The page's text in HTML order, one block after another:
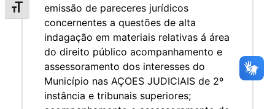
Alternar tamanho da fonte
emissão de pareceres jurídicos
concernentes a questões de alta
indagação em materiais relativas á área
do direito público acompanhamento e
assessoramento dos interesses do
Município nas AÇOES JUDICIAIS de 2º
instância e tribunais superiores;